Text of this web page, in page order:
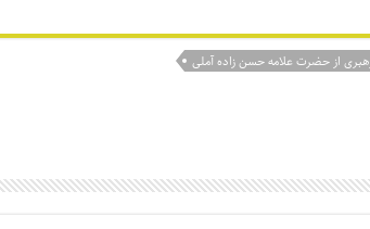
از حضرت علامه حسن زاده آملی